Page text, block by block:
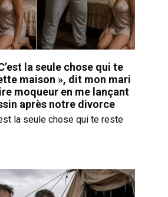
la seule chose qui te
maison », dit mon mari
moqueur en me lançant
après notre divorce
la seule chose qui te reste